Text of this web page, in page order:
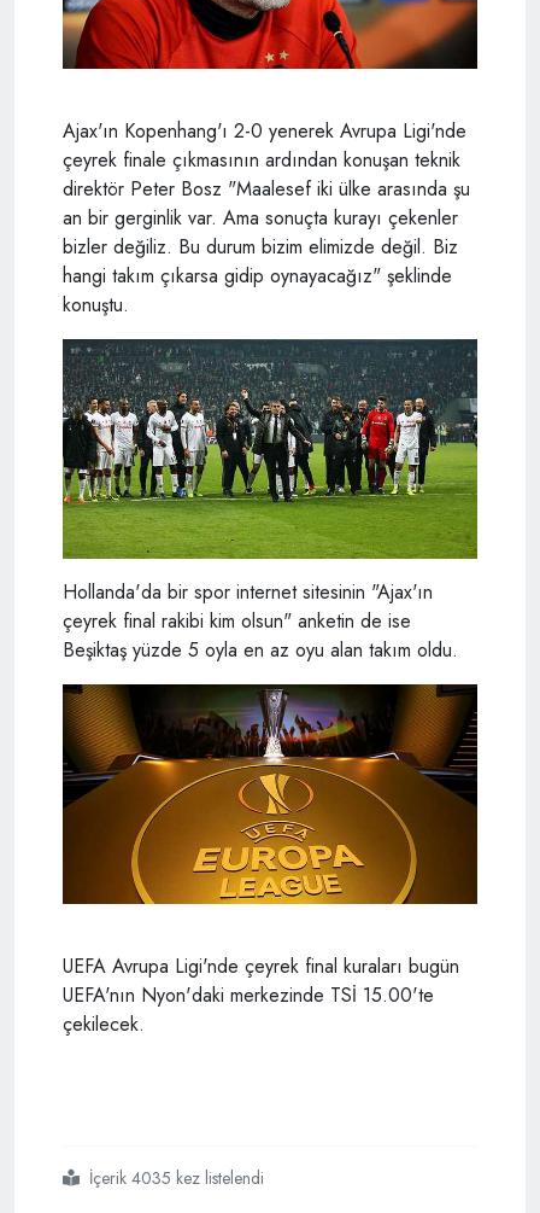
Ajax'ın Kopenhang'ı 2-0 yenerek Avrupa Ligi'nde
çeyrek finale çıkmasının ardından konuşan teknik
direktör Peter Bosz "Maalesef iki ülke arasında şu
an bir gerginlik var. Ama sonuçta kurayı çekenler
bizler değiliz. Bu durum bizim elimizde değil. Biz
hangi takım çıkarsa gidip oynayacağız" şeklinde
konuştu.
Hollanda'da bir spor internet sitesinin "Ajax'ın
çeyrek final rakibi kim olsun" anketin de ise
Beşiktaş yüzde 5 oyla en az oyu alan takım oldu.
UEFA Avrupa Ligi'nde çeyrek final kuraları bugün
UEFA'nın Nyon'daki merkezinde TSİ 15.00'te
çekilecek.
#hollanda ile kriz
#uefa avrupa liginde çeyrek final kuraları
#beşiktaş
#türk korkusu
İçerik 4035 kez listelendi